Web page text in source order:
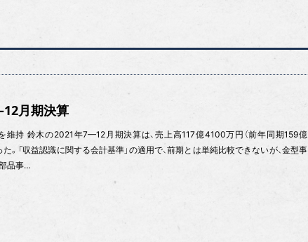
月期決算
維持 鈴木の2021年7—12月期決算は、売上高117億4100万円（前年同期159億
。「収益認識に関する会計基準」の適用で、前期とは単純比較できないが、金型事
品事…